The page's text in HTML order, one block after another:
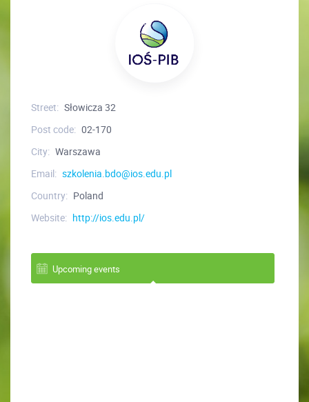
Street: Słowicza 32
Post code: 02-170
City: Warszawa
Email: szkolenia.bdo@ios.edu.pl
Country: Poland
Website: http://ios.edu.pl/
Upcoming events